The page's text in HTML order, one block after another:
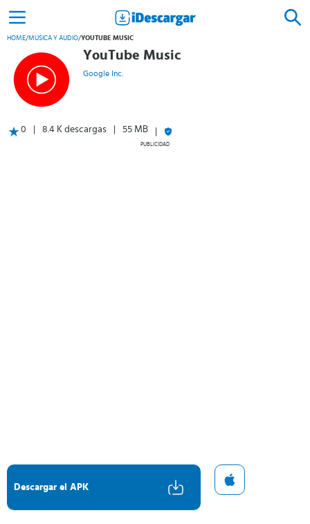
HOME/MÚSICA Y AUDIO/YOUTUBE MUSIC
YouTube Music
Google Inc.
0 8.4 K descargas 55 MB
PUBLICIDAD
Descargar el APK